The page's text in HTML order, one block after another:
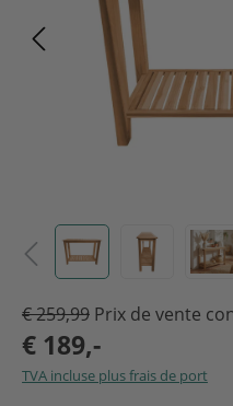
€ 259,99 Prix de vente
€ 189,-
TVA incluse plus frais de port